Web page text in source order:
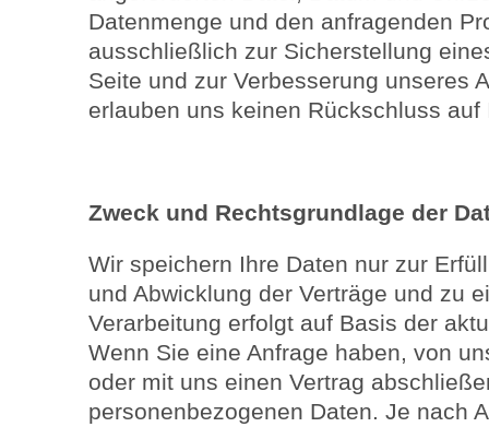
Datenmenge und den anfragenden
ausschließlich zur Sicherstellung
Seite und zur Verbesserung unseres
erlauben uns keinen Rückschluss auf
Zweck und Rechtsgrundlage der
Wir speichern Ihre Daten nur zur
und Abwicklung der Verträge und zu
Verarbeitung erfolgt auf Basis der
Wenn Sie eine Anfrage haben, von
oder mit uns einen Vertrag
personenbezogenen Daten. Je nach